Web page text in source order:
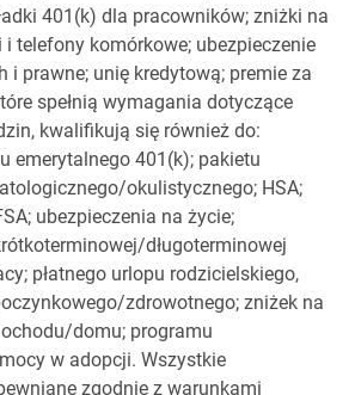
401(k) dla pracowników; zniżki na
telefony komórkowe; ubezpieczenie
i prawne; unię kredytową; premie za
spełnią wymagania dotyczące
kwalifikują się również do:
emerytalnego 401(k); pakietu
okulistycznego; HSA;
ubezpieczenia na życie;
długoterminowej
płatnego urlopu rodzicielskiego,
zdrowotnego; zniżek na
domu; programu
w adopcji. Wszystkie
zgodnie z warunkami